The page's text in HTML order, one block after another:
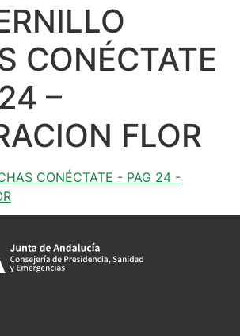
CONÉCTATE
–
FLOR
CONÉCTATE - PAG 24 -